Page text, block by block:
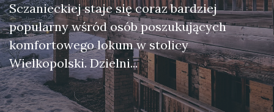
Sczanieckiej staje się coraz bardziej
popularny wśród osób poszukujących
komfortowego lokum w stolicy
Wielkopolski. Dzielni...